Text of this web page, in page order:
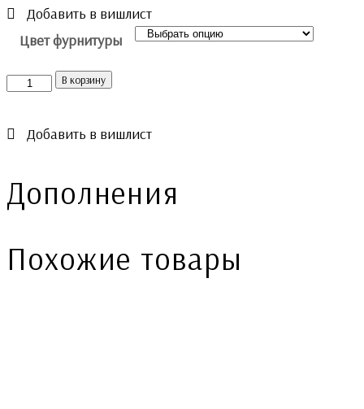
Добавить в вишлист
Цвет фурнитуры
КоличествоВ корзину
Добавить в вишлист
Дополнения
Похожие товары